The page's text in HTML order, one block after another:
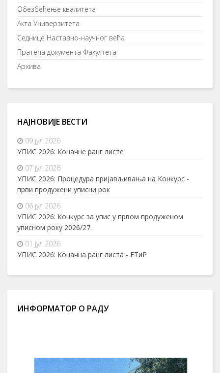
Обезбеђење квалитета
Акта Универзитета
Седнице Наставно-научног већа
Пратећа документа Факултета
Архива
НАЈНОВИЈЕ ВЕСТИ
09 јул 2026
УПИС 2026: Коначне ранг листе
07 јул 2026
УПИС 2026: Процедура пријављивања на Конкурс -
први продужени уписни рок
06 јул 2026
УПИС 2026: Конкурс за упис у првом продуженом
уписном року 2026/27.
01 јул 2026
УПИС 2026: Коначна ранг листа - ЕТиР
ИНФОРМАТОР О РАДУ